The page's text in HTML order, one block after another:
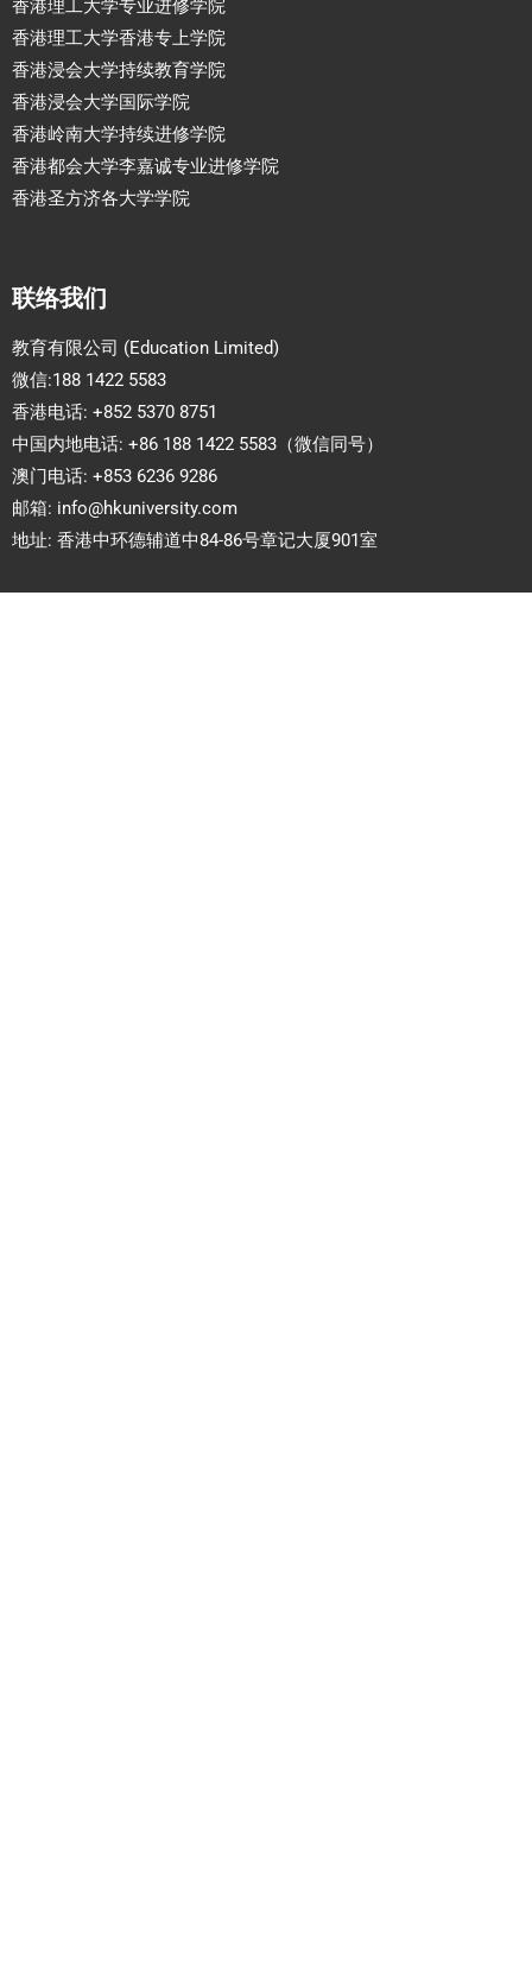
香港理工大学专业进修学院
香港理工大学香港专上学院
香港浸会大学持续教育学院
香港浸会大学国际学院
香港岭南大学持续进修学院
香港都会大学李嘉诚专业进修学院
香港圣方济各大学学院
联络我们
教育有限公司 (Education Limited)
微信:188 1422 5583
香港电话: +852 5370 8751
中国内地电话: +86 188 1422 5583（微信同号）
澳门电话: +853 6236 9286
邮箱: info@hkuniversity.com
地址: 香港中环德辅道中84-86号章记大厦901室